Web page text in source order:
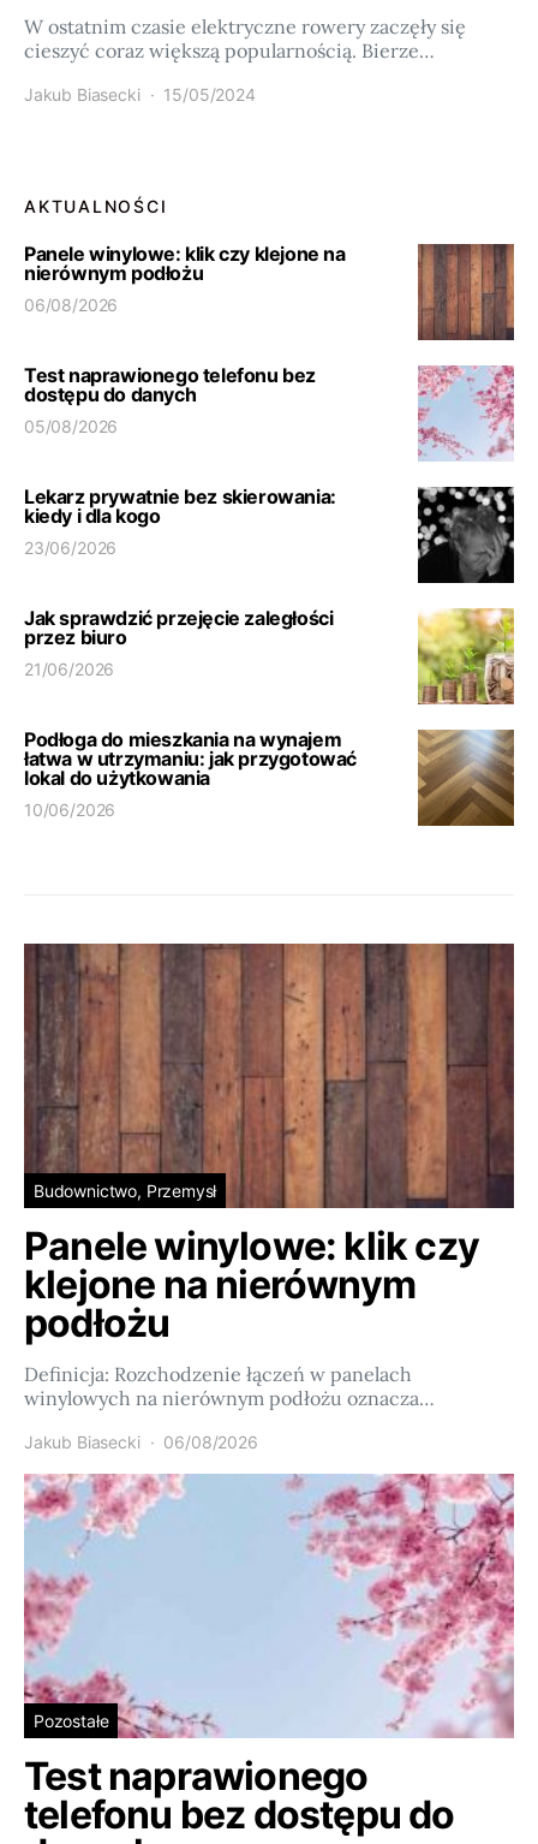
W ostatnim czasie elektryczne rowery zaczęły się
cieszyć coraz większą popularnością. Bierze…
Jakub Biasecki 15/05/2024
AKTUALNOŚCI
Panele winylowe: klik czy klejone na
nierównym podłożu
06/08/2026
Test naprawionego telefonu bez
dostępu do danych
05/08/2026
Lekarz prywatnie bez skierowania:
kiedy i dla kogo
23/06/2026
Jak sprawdzić przejęcie zaległości
przez biuro
21/06/2026
Podłoga do mieszkania na wynajem
łatwa w utrzymaniu: jak przygotować
lokal do użytkowania
10/06/2026
Budownictwo, Przemysł
Panele winylowe: klik czy
klejone na nierównym
podłożu
Definicja: Rozchodzenie łączeń w panelach
winylowych na nierównym podłożu oznacza…
Jakub Biasecki 06/08/2026
Pozostałe
Test naprawionego
telefonu bez dostępu do